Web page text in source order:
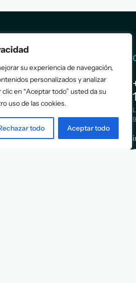
su experiencia de navegación,
personalizados y analizar
en “Aceptar todo” usted da su
uso de las cookies.
todo Aceptar todo
About Us
Services
Blog
Terms &